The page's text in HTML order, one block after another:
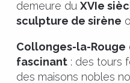
demeure du XVIe
sculpture de sirène
Collonges-la-Rouge
fascinant : des tours
des maisons nobles